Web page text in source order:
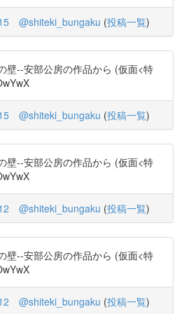
@shiteki_bungaku (投稿一覧)
壁--安部公房の作品から (仮面<特
@shiteki_bungaku (投稿一覧)
壁--安部公房の作品から (仮面<特
@shiteki_bungaku (投稿一覧)
壁--安部公房の作品から (仮面<特
@shiteki_bungaku (投稿一覧)